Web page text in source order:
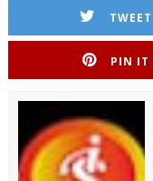
TWEET
PIN IT